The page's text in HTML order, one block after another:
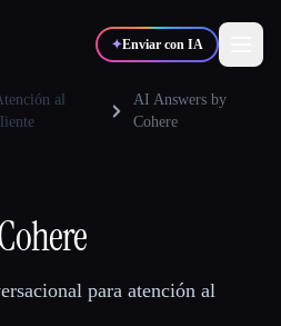
✦Enviar con IA
📈Marketers
al
AI Answers by
Cohere
para atención al